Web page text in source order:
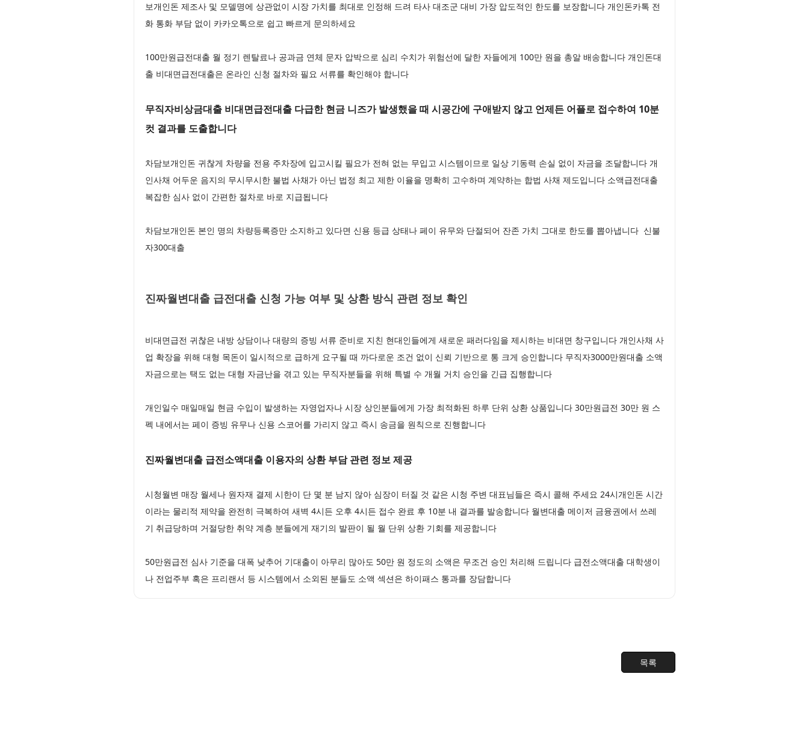
보개인돈 제조사 및 모델명에 상관없이 시장 가치를 최대로 인정해 드려 타사 대조군 대비 가장 압도적인 한도를 보장합니다 개인돈카톡 전
화 통화 부담 없이 카카오톡으로 쉽고 빠르게 문의하세요
100만원급전대출 월 정기 렌탈료나 공과금 연체 문자 압박으로 심리 수치가 위험선에 달한 자들에게 100만 원을 총알 배송합니다 개인돈대
출 비대면급전대출은 온라인 신청 절차와 필요 서류를 확인해야 합니다
무직자비상금대출 비대면급전대출 다급한 현금 니즈가 발생했을 때 시공간에 구애받지 않고 언제든 어플로 접수하여 10분
컷 결과를 도출합니다
차담보개인돈 귀찮게 차량을 전용 주차장에 입고시킬 필요가 전혀 없는 무입고 시스템이므로 일상 기동력 손실 없이 자금을 조달합니다 개
인사채 어두운 음지의 무시무시한 불법 사채가 아닌 법정 최고 제한 이율을 명확히 고수하며 계약하는 합법 사채 제도입니다 소액급전대출
복잡한 심사 없이 간편한 절차로 바로 지급됩니다
차담보개인돈 본인 명의 차량등록증만 소지하고 있다면 신용 등급 상태나 페이 유무와 단절되어 잔존 가치 그대로 한도를 뽑아냅니다 신불
자300대출
진짜월변대출 급전대출 신청 가능 여부 및 상환 방식 관련 정보 확인
비대면급전 귀찮은 내방 상담이나 대량의 증빙 서류 준비로 지친 현대인들에게 새로운 패러다임을 제시하는 비대면 창구입니다 개인사채 사
업 확장을 위해 대형 목돈이 일시적으로 급하게 요구될 때 까다로운 조건 없이 신뢰 기반으로 통 크게 승인합니다 무직자3000만원대출 소액
자금으로는 택도 없는 대형 자금난을 겪고 있는 무직자분들을 위해 특별 수 개월 거치 승인을 긴급 집행합니다
개인일수 매일매일 현금 수입이 발생하는 자영업자나 시장 상인분들에게 가장 최적화된 하루 단위 상환 상품입니다 30만원급전 30만 원 스
펙 내에서는 페이 증빙 유무나 신용 스코어를 가리지 않고 즉시 송금을 원칙으로 진행합니다
진짜월변대출 급전소액대출 이용자의 상환 부담 관련 정보 제공
시청월변 매장 월세나 원자재 결제 시한이 단 몇 분 남지 않아 심장이 터질 것 같은 시청 주변 대표님들은 즉시 콜해 주세요 24시개인돈 시간
이라는 물리적 제약을 완전히 극복하여 새벽 4시든 오후 4시든 접수 완료 후 10분 내 결과를 발송합니다 월변대출 메이저 금융권에서 쓰레
기 취급당하며 거절당한 취약 계층 분들에게 재기의 발판이 될 월 단위 상환 기회를 제공합니다
50만원급전 심사 기준을 대폭 낮추어 기대출이 아무리 많아도 50만 원 정도의 소액은 무조건 승인 처리해 드립니다 급전소액대출 대학생이
나 전업주부 혹은 프리랜서 등 시스템에서 소외된 분들도 소액 섹션은 하이패스 통과를 장담합니다
목록